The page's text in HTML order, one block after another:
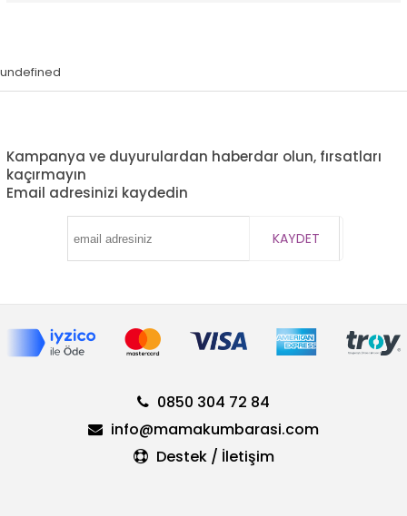
undefined
Kampanya ve duyurulardan haberdar olun, fırsatları
kaçırmayın
Email adresinizi kaydedin
KAYDET
0850 304 72 84
info@mamakumbarasi.com
Destek / İletişim